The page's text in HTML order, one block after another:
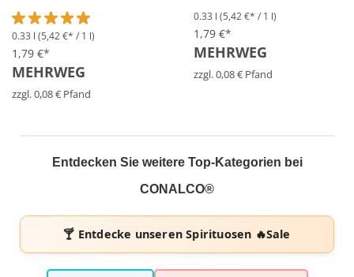
Durchschnittliche Bewertung von 5 von 5 Sternen
0.33 l (5,42 €* / 1 l)
1,79 €*
MEHRWEG
zzgl. 0,08 € Pfand
0.33 l (5,42 €* / 1 l)
1,79 €*
MEHRWEG
zzgl. 0,08 € Pfand
Entdecken Sie weitere Top-Kategorien bei
CONALCO®
🍸 Entdecke unserenSpirituosen 🔥Sale